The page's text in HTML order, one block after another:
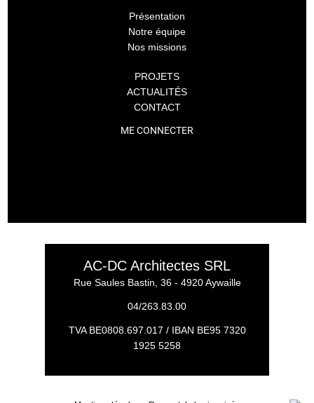
Présentation
Notre équipe
Nos missions
PROJETS
ACTUALITÉS
CONTACT
ME CONNECTER
AC-DC Architectes SRL
Rue Saules Bastin, 36 - 4920 Aywaille
04/263.83.00
TVA BE0808.697.017 / IBAN BE95 7320
1925 5258